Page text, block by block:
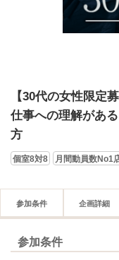
【30代の女性限定募
仕事への理解があ
方
個室8対8 月間動員数No1
参加条件 企画詳細
参加条件